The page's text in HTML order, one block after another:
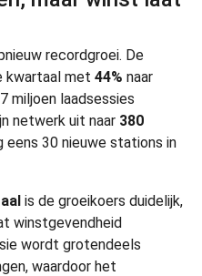
recordgroei. De
kwartaal met 44% naar
miljoen laadsessies
netwerk uit naar 380
eens 30 nieuwe stations in
is de groeikoers duidelijk,
winstgevendheid
wordt grotendeels
waardoor het